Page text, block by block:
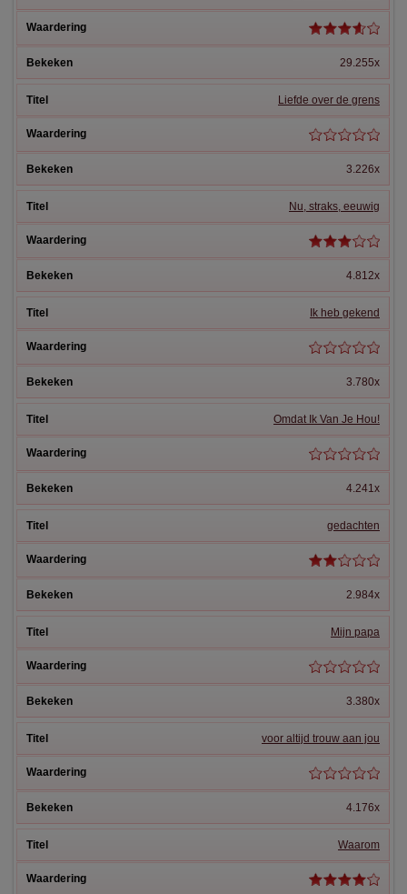
29.255x
Liefde over de grens
3.226x
Nu, straks, eeuwig
4.812x
Ik heb gekend
3.780x
Omdat Ik Van Je Hou!
4.241x
gedachten
2.984x
Mijn papa
3.380x
voor altijd trouw aan jou
4.176x
Waarom